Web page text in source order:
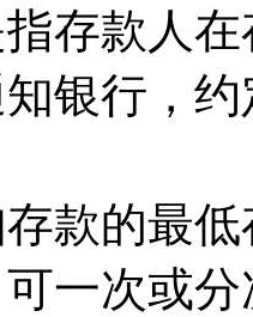
存款人
银行，
款的最
一次或